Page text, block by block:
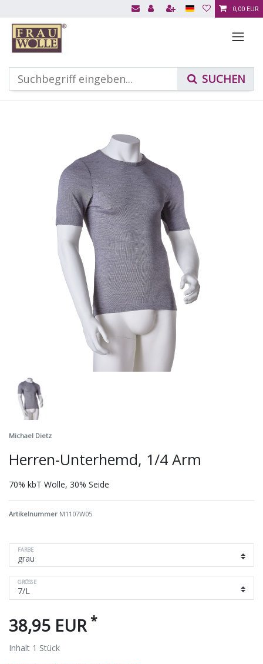
0,00 EUR
Michael Dietz
Herren-Unterhemd, 1/4 Arm
70% kbT Wolle, 30% Seide
Artikelnummer M1107W05
FARBE
GRÖSSE
38,95 EUR *
Inhalt 1 Stück